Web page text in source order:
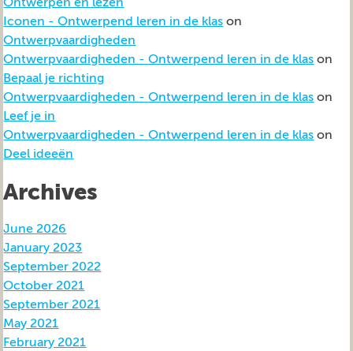
Ontwerpen en lezen
Iconen - Ontwerpend leren in de klas on
Ontwerpvaardigheden
Ontwerpvaardigheden - Ontwerpend leren in de klas on
Bepaal je richting
Ontwerpvaardigheden - Ontwerpend leren in de klas on
Leef je in
Ontwerpvaardigheden - Ontwerpend leren in de klas on
Deel ideeën
Archives
June 2026
January 2023
September 2022
October 2021
September 2021
May 2021
February 2021